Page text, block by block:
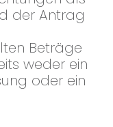
der Antrag
Beträge
weder ein
oder ein